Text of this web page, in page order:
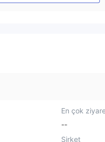
En çok
--
Şirket